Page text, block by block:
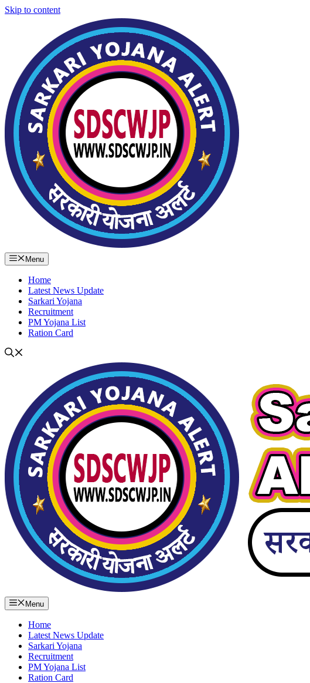
Skip to content
Menu
Home
Latest News Update
Sarkari Yojana
Recruitment
PM Yojana List
Ration Card
Menu
Home
Latest News Update
Sarkari Yojana
Recruitment
PM Yojana List
Ration Card